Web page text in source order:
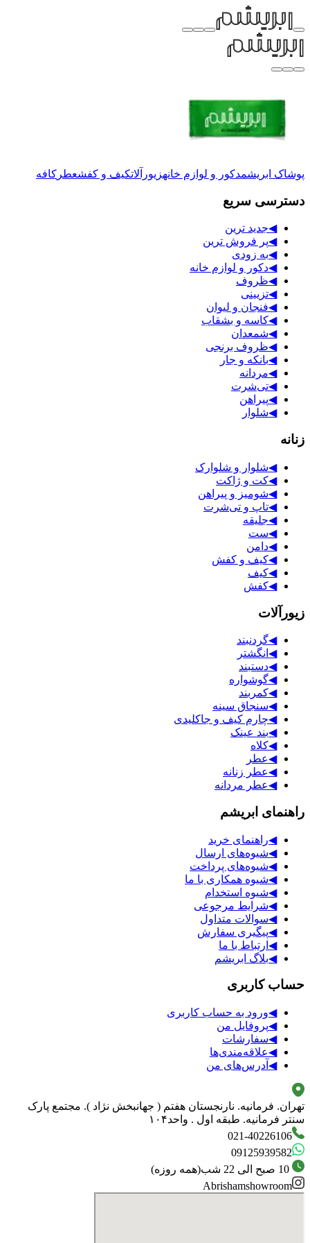
پوشاک ابریشمدکور و لوازم خانهزیورآلاتکیف و کفشعطر کافه
دسترسی سریع
◀جدید ترین
◀پر فروش ترین
◀به زودی
◀دکور و لوازم خانه
◀ظروف
◀تزیینی
◀فنجان و لیوان
◀کاسه و بشقاب
◀شمعدان
◀ظروف برنجی
◀بانکه و جار
◀مردانه
◀تی‌شرت
◀پیراهن
◀شلوار
زنانه
◀شلوار و شلوارک
◀کت و ژاکت
◀شومیز و پیراهن
◀تاپ و تی‌شرت
◀جلیقه
◀ست
◀دامن
◀کیف و کفش
◀کیف
◀کفش
زیورآلات
◀گردنبند
◀ انگشتر
◀دستبند
◀گوشواره
◀کمربند
◀سنجاق سینه
◀چارم کیف و جاکلیدی
◀بند عینک
◀کلاه
◀عطر
◀عطر زنانه
◀عطر مردانه
راهنمای ابریشم
◀راهنمای خرید
◀شیوه‌های ارسال
◀شیوه‌های پرداخت
◀شیوه همکاری با ما
◀شیوه استخدام
◀شرایط مرجوعی
◀سوالات متداول
◀پیگیری سفارش
◀ ارتباط با ما
◀بلاگ ابریشم
حساب کاربری
◀ورود به حساب کاربری
◀پروفایل من
◀سفارشات
◀علاقه‌مندی‌ها
◀ آدرس‌های من
تهران. فرمانیه. نارنجستان هفتم ( جهانبخش نژاد ). مجتمع پارک
سنتر فرمانیه. طبقه اول . واحد۱۰۴
021-40226106
09125939582
10 صبح الی 22 شب
(همه روزه)
Abrishamshowroom